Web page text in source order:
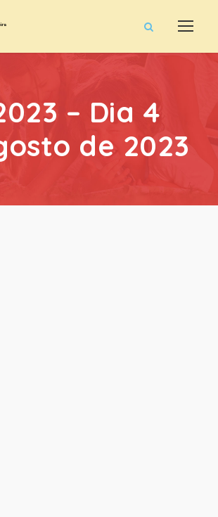
– Dia 4
de 2023